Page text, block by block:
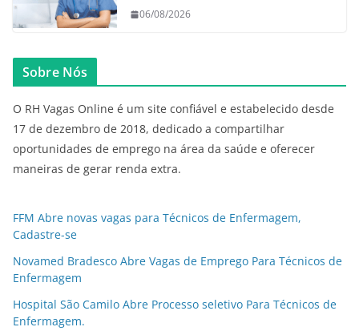
06/08/2026
Sobre Nós
O RH Vagas Online é um site confiável e estabelecido desde
17 de dezembro de 2018, dedicado a compartilhar
oportunidades de emprego na área da saúde e oferecer
maneiras de gerar renda extra.
FFM Abre novas vagas para Técnicos de Enfermagem,
Cadastre-se
Novamed Bradesco Abre Vagas de Emprego Para Técnicos de
Enfermagem
Hospital São Camilo Abre Processo seletivo Para Técnicos de
Enfermagem.